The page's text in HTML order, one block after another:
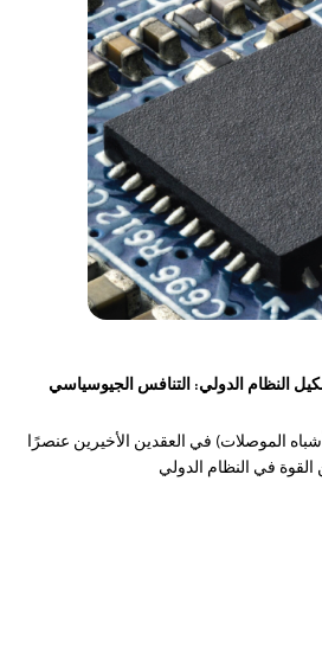
النظام الدولي: التنافس الجيوسياسي
الموصلات) في العقدين الأخيرين عنصرًا
القوة في النظام الدولي